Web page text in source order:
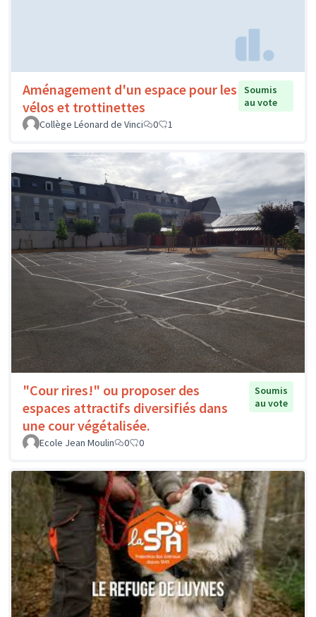
Aménagement d'un espace pour les
vélos et trottinettes
Soumis
au vote
Collège Léonard de Vinci
0 1
"Cour rires!" ou proposer des
espaces attractifs diversifiés dans
une cour végétalisée.
Soumis
au vote
Ecole Jean Moulin 0 0